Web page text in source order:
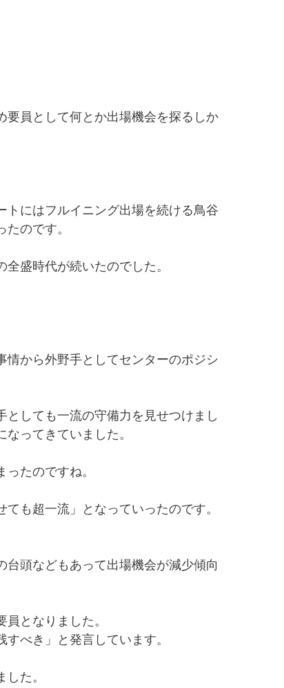
要員として何とか出場機会を探るしか
にはフルイニング出場を続ける鳥谷
のです。
盛時代が続いたのでした。
から外野手としてセンターのポジシ
しても一流の守備力を見せつけまし
ってきていました。
たのですね。
も超一流」となっていったのです。
頭などもあって出場機会が減少傾向
となりました。
べき」と発言しています。
た。